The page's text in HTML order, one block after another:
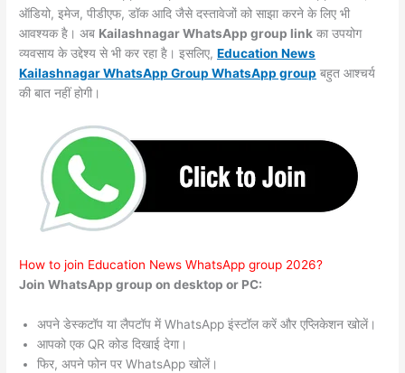
ऑडियो, इमेज, पीडीएफ, डॉक आदि जैसे दस्तावेजों को साझा करने के लिए भी
आवश्यक है। अब Kailashnagar WhatsApp group link का उपयोग
व्यवसाय के उद्देश्य से भी कर रहा है। इसलिए,Education News
Kailashnagar WhatsApp Group WhatsApp group बहुत आश्चर्य
की बात नहीं होगी।
How to join Education News WhatsApp group 2026?
Join WhatsApp group on desktop or PC:
अपने डेस्कटॉप या लैपटॉप में WhatsApp इंस्टॉल करें और एप्लिकेशन खोलें।
आपको एक QR कोड दिखाई देगा।
फिर, अपने फोन पर WhatsApp खोलें।